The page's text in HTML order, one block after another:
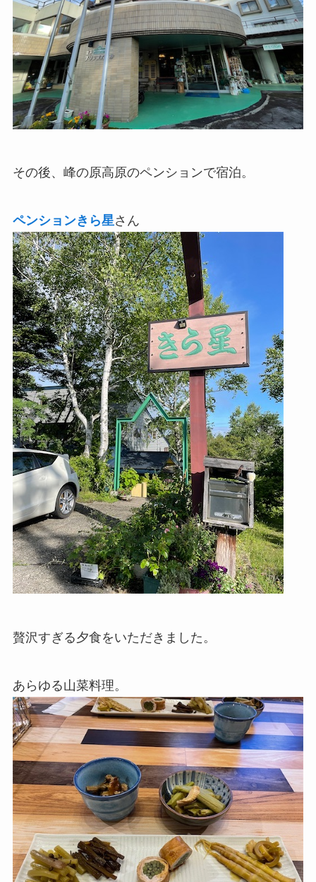
その後、峰の原高原のペンションで宿泊。
ペンションきら星さん
贅沢すぎる夕食をいただきました。
あらゆる山菜料理。